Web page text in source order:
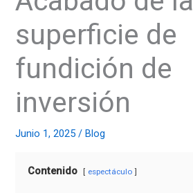
superficie de
fundición de
inversión
Junio 1, 2025/Blog
Contenido espectáculo